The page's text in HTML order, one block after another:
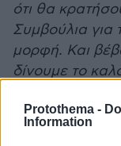
Protothema -
Information
ότι θα
Συμβούλια για
μορφή. Και
δίνουμε το
βρισκόμαστε
σε